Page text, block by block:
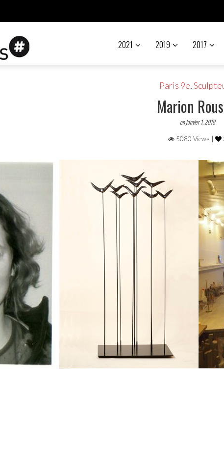
2021 2019 2017
Paris 9e,
Marion
on janvier 1, 2018
5080 Views |